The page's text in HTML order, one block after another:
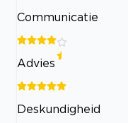
Communicatie
Advies
Deskundigheid